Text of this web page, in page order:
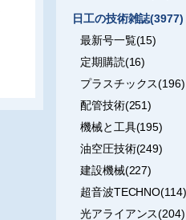
日工の技術雑誌(3977)
最新号一覧(15)
定期購読(16)
プラスチックス(196)
配管技術(251)
機械と工具(195)
油空圧技術(249)
建設機械(227)
超音波TECHNO(114)
光アライアンス(204)